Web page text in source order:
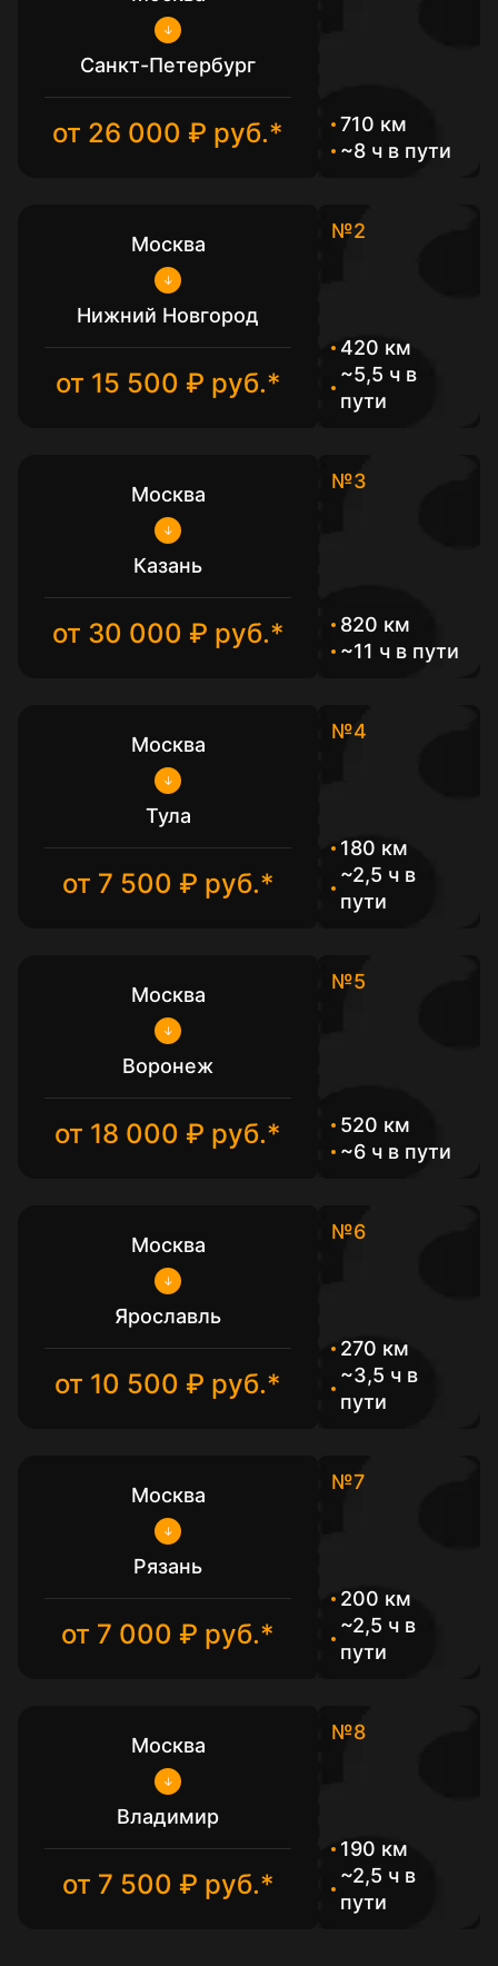
Санкт-Петербург
от 26 000 ₽ руб.*
710 км
~8 ч в пути
Москва
Нижний Новгород
от 15 500 ₽ руб.*
№2
420 км
~5,5 ч в
пути
Москва
Казань
от 30 000 ₽ руб.*
№3
820 км
~11 ч в пути
Москва
Тула
от 7 500 ₽ руб.*
№4
180 км
~2,5 ч в
пути
Москва
Воронеж
от 18 000 ₽ руб.*
№5
520 км
~6 ч в пути
Москва
Ярославль
от 10 500 ₽ руб.*
№6
270 км
~3,5 ч в
пути
Москва
Рязань
от 7 000 ₽ руб.*
№7
200 км
~2,5 ч в
пути
Москва
Владимир
от 7 500 ₽ руб.*
№8
190 км
~2,5 ч в
пути